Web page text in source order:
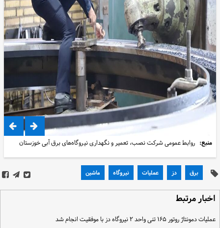
منبع: روابط عمومی شرکت نصب، تعمیر و نگهداری نیروگاه‌های برق آبی خوزستان
برق دز عملیات نیروگاه ماشین
اخبار مرتبط
عملیات دمونتاژ روتور ۱۶۵ تنی واحد ۲ نیروگاه دز با موفقیت انجام شد